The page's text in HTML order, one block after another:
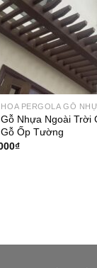
PERGOLA GỖ
Nhựa Ngoài Trời
Ốp Tường
₫